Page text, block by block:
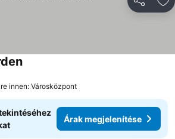
innen: Városközpont
Árak megjelenítése